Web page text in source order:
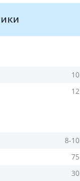
10
12
8-10
75
30